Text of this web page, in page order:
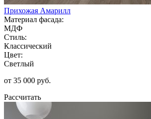
Прихожая Амарилл
Материал фасада:
МДФ
Стиль:
Классический
Цвет:
Светлый
от 35 000 руб.
Рассчитать